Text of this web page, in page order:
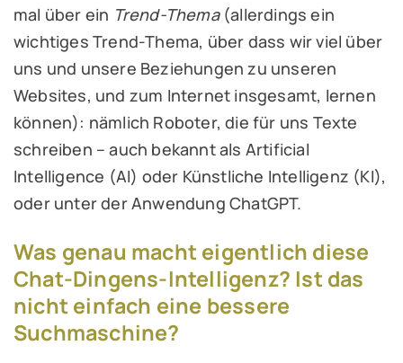
mal über ein Trend-Thema(allerdings ein
wichtiges Trend-Thema, über dass wir viel über
uns und unsere Beziehungen zu unseren
Websites, und zum Internet insgesamt, lernen
können): nämlich Roboter, die für uns Texte
schreiben – auch bekannt als Artificial
Intelligence (AI) oder Künstliche Intelligenz (KI),
oder unter der Anwendung ChatGPT.
Was genau macht eigentlich diese
Chat-Dingens-Intelligenz? Ist das
nicht einfach eine bessere
Suchmaschine?